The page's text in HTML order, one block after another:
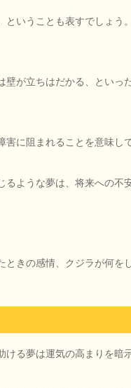
いうことも表すでしょう。
壁が立ちはだかる、といっ
に阻まれることを意味し
るような夢は、将来への不
きの感情、クジラが何を
る夢は運気の高まりを暗